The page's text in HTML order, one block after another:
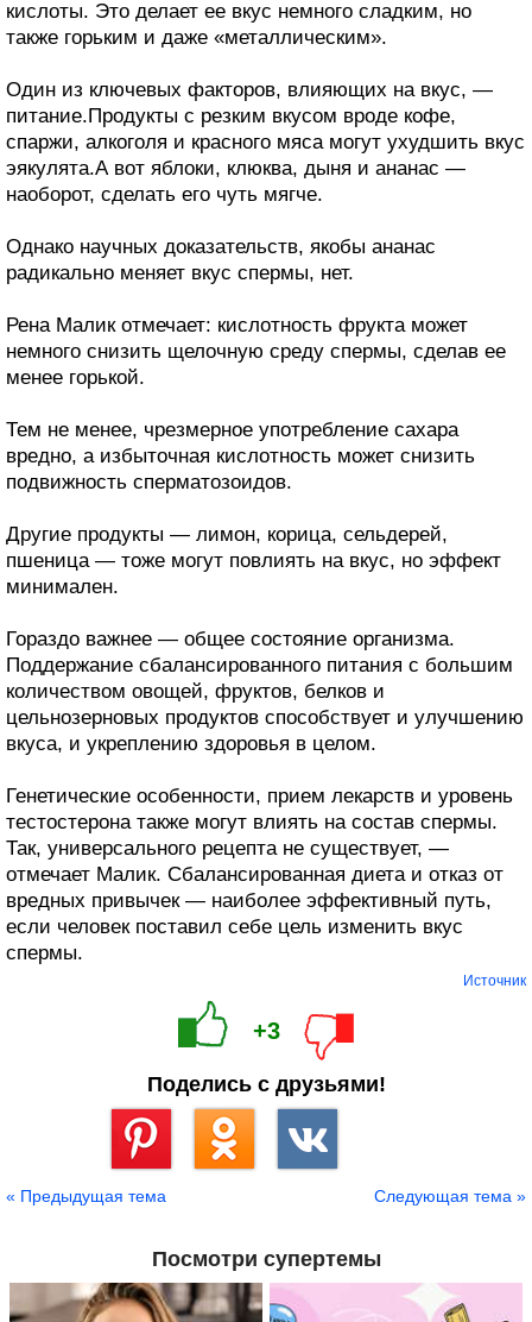
кислоты. Это делает ее вкус немного сладким, но
также горьким и даже «металлическим».
Один из ключевых факторов, влияющих на вкус, —
питание.Продукты с резким вкусом вроде кофе,
спаржи, алкоголя и красного мяса могут ухудшить вкус
эякулята.А вот яблоки, клюква, дыня и ананас —
наоборот, сделать его чуть мягче.
Однако научных доказательств, якобы ананас
радикально меняет вкус спермы, нет.
Рена Малик отмечает: кислотность фрукта может
немного снизить щелочную среду спермы, сделав ее
менее горькой.
Тем не менее, чрезмерное употребление сахара
вредно, а избыточная кислотность может снизить
подвижность сперматозоидов.
Другие продукты — лимон, корица, сельдерей,
пшеница — тоже могут повлиять на вкус, но эффект
минимален.
Гораздо важнее — общее состояние организма.
Поддержание сбалансированного питания с большим
количеством овощей, фруктов, белков и
цельнозерновых продуктов способствует и улучшению
вкуса, и укреплению здоровья в целом.
Генетические особенности, прием лекарств и уровень
тестостерона также могут влиять на состав спермы.
Так, универсального рецепта не существует, —
отмечает Малик. Сбалансированная диета и отказ от
вредных привычек — наиболее эффективный путь,
если человек поставил себе цель изменить вкус
спермы.
Источник
+3
Поделись с друзьями!
« Предыдущая тема Следующая тема »
Посмотри супертемы